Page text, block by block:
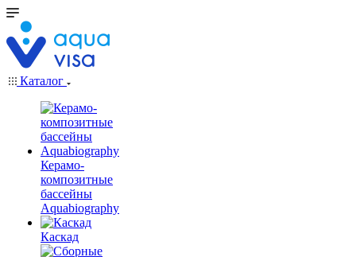
Каталог
Керамо-
композитные
бассейны
Aquabiography
Каскад